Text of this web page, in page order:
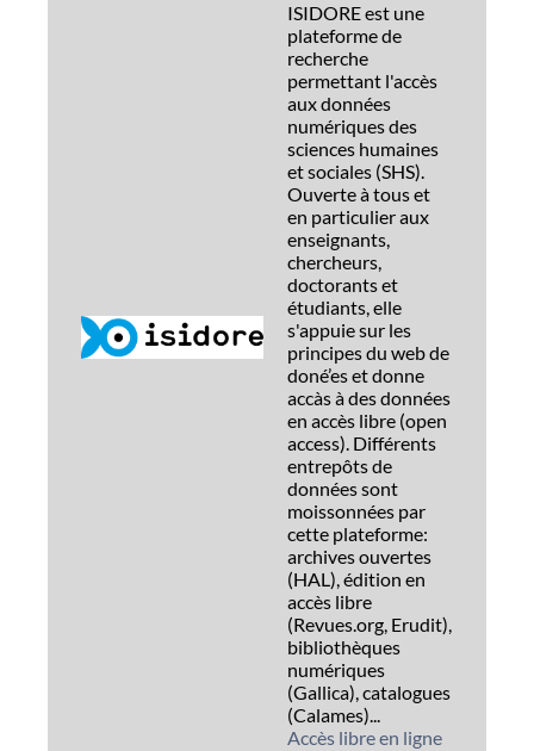
ISIDORE est une
plateforme de
recherche
permettant l'accès
aux données
numériques des
sciences humaines
et sociales (SHS).
Ouverte à tous et
en particulier aux
enseignants,
chercheurs,
doctorants et
étudiants, elle
s'appuie sur les
principes du web de
doné’es et donne
accàs à des données
en accès libre (open
access). Différents
entrepôts de
données sont
moissonnées par
cette plateforme:
archives ouvertes
(HAL), édition en
accès libre
(Revues.org, Erudit),
bibliothèques
numériques
(Gallica), catalogues
(Calames)...
Accès libre en ligne